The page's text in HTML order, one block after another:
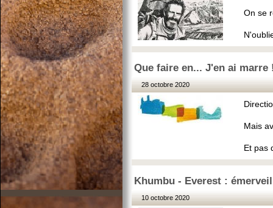
On se
Que faire en... J'en ai marre
28 octobre 2020
Mais
Et pas
Khumbu - Everest :
10 octobre 2020